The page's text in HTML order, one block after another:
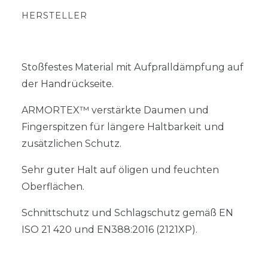
HERSTELLER
Stoßfestes Material mit Aufpralldämpfung auf
der Handrückseite.
ARMORTEX™ verstärkte Daumen und
Fingerspitzen für längere Haltbarkeit und
zusätzlichen Schutz.
Sehr guter Halt auf öligen und feuchten
Oberflächen.
Schnittschutz und Schlagschutz gemäß EN
ISO 21 420 und EN388:2016 (2121XP).